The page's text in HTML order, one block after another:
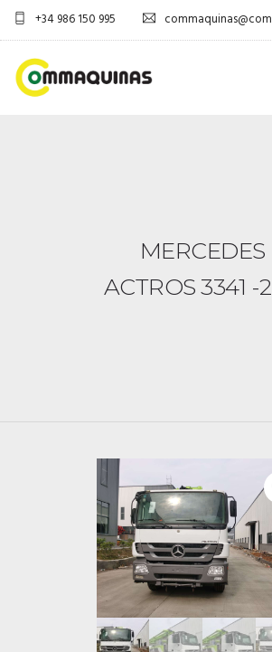
+34 986 150 995
MERCEDES
ACTROS 3341 -